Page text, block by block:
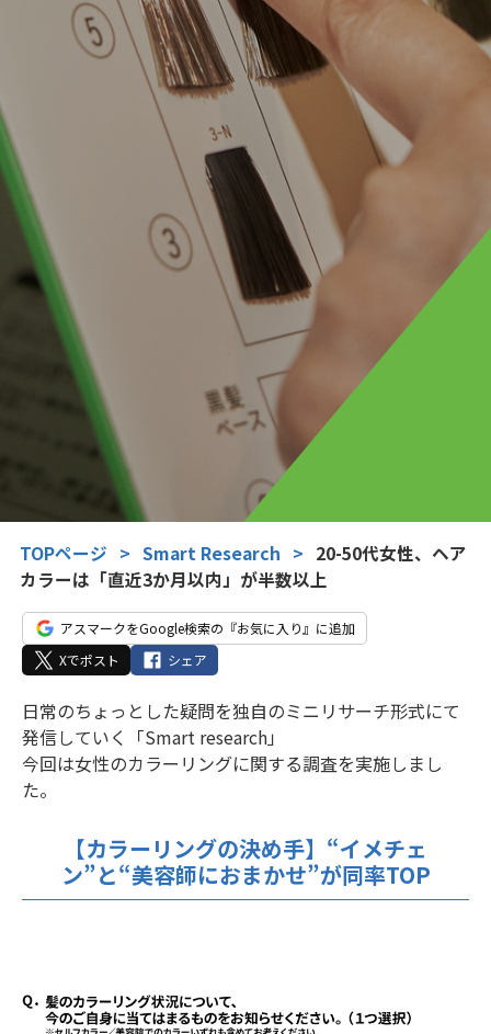
TOPページ > Smart Research > 20-50代女性、ヘア
カラーは「直近3か月以内」が半数以上
アスマークをGoogle検索の『お気に入り』に追加
Xでポスト
シェア
日常のちょっとした疑問を独自のミニリサーチ形式にて
発信していく「Smart research」
今回は女性のカラーリングに関する調査を実施しまし
た。
【カラーリングの決め手】“イメチェ
ン”と“美容師におまかせ”が同率TOP